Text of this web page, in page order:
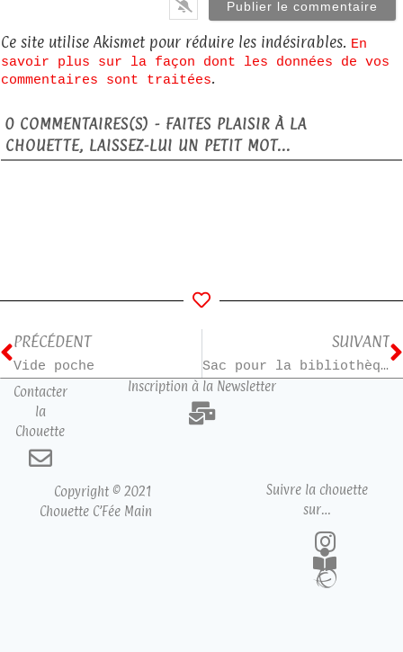
Ce site utilise Akismet pour réduire les indésirables. En
savoir plus sur la façon dont les données de vos
commentaires sont traitées.
0 COMMENTAIRES(S) - FAITES PLAISIR À LA
CHOUETTE, LAISSEZ-LUI UN PETIT MOT...
PRÉCÉDENT
Vide poche
SUIVANT
Sac pour la bibliothèque pour Mathilde
Contacter
la
Chouette
Inscription à la Newsletter
Copyright © 2021
Chouette C’Fée Main
Suivre la chouette
sur…